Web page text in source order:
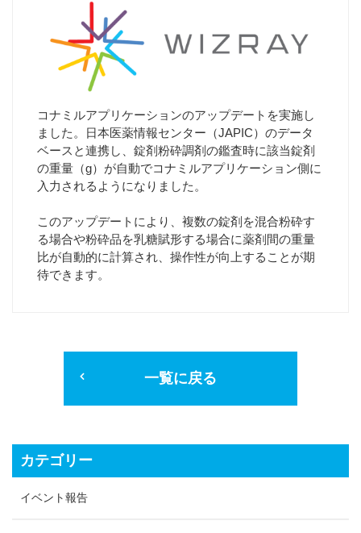
コナミルアプリケーションのアップデートを実施し
ました。日本医薬情報センター（JAPIC）のデータ
ベースと連携し、錠剤粉砕調剤の鑑査時に該当錠剤
の重量（g）が自動でコナミルアプリケーション側に
入力されるようになりました。
このアップデートにより、複数の錠剤を混合粉砕す
る場合や粉砕品を乳糖賦形する場合に薬剤間の重量
比が自動的に計算され、操作性が向上することが期
待できます。
一覧に戻る
カテゴリー
イベント報告